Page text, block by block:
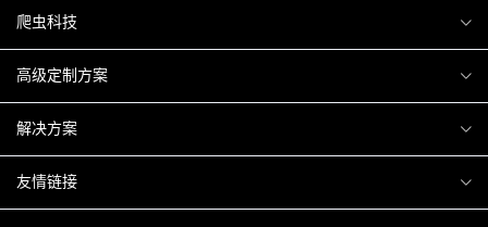
爬虫科技
爬虫案例
关于爬虫
高级定制方案
H5互动营销
微信小程序
解决方案
商城解决方案
友情链接